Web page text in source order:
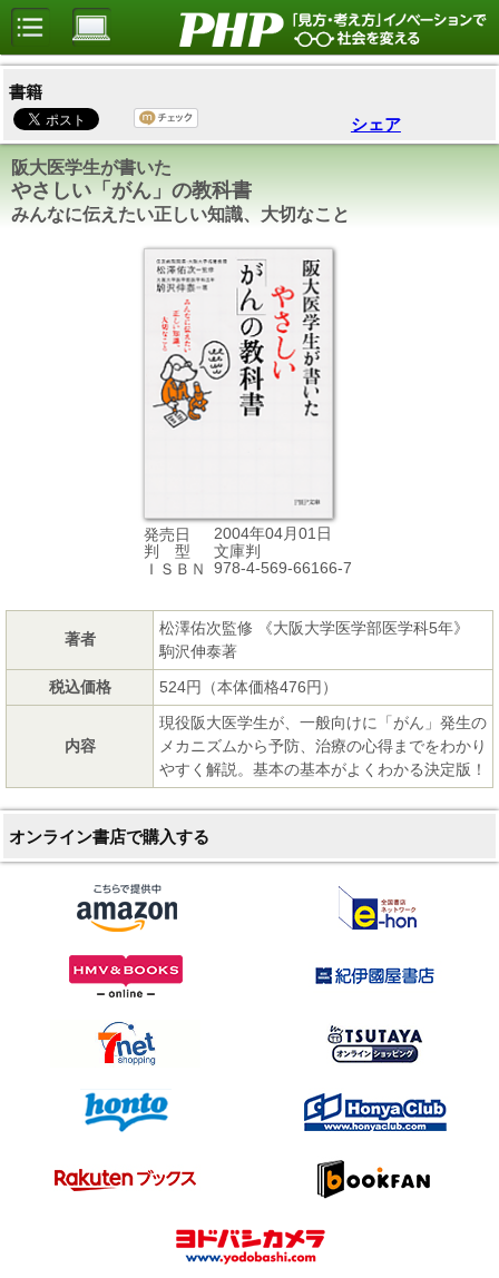
書籍
シェア
阪大医学生が書いた
やさしい「がん」の教科書
みんなに伝えたい正しい知識、大切なこと
発売日
2004年04月01日
判 型
文庫判
ＩＳＢＮ
978-4-569-66166-7
著者
松澤佑次監修 《大阪大学医学部医学科5年》
駒沢伸泰著
税込価格
524円（本体価格476円）
内容
現役阪大医学生が、一般向けに「がん」発生の
メカニズムから予防、治療の心得までをわかり
やすく解説。基本の基本がよくわかる決定版！
オンライン書店で購入する